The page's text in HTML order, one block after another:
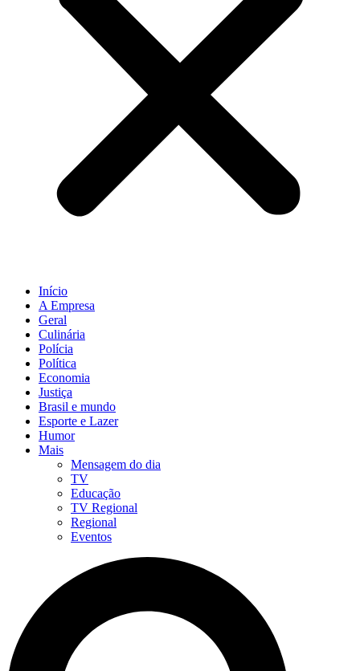
Início
A Empresa
Geral
Culinária
Polícia
Política
Economia
Justiça
Brasil e mundo
Esporte e Lazer
Humor
Mais
Mensagem do dia
TV
Educação
TV Regional
Regional
Eventos